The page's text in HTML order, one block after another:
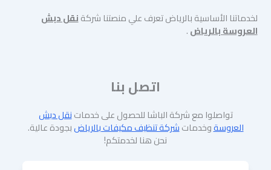
لخدماتنا الأساسية بالرياض تعرف علي منصتنا شركةنقل دبش
العروسة بالرياض.
اتصل بنا
تواصلوا مع شركة الباشا للحصول على خدماتنقل دبش
العروسةوخدماتشركة تنظيف مكيفات بالرياضبجودة عالية.
نحن هنا لخدمتكم!